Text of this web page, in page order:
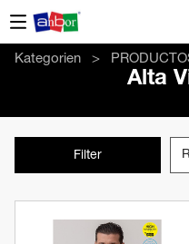
Kategorien
Alta
Filter